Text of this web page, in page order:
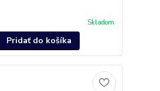
Skladom
Pridať do košíka